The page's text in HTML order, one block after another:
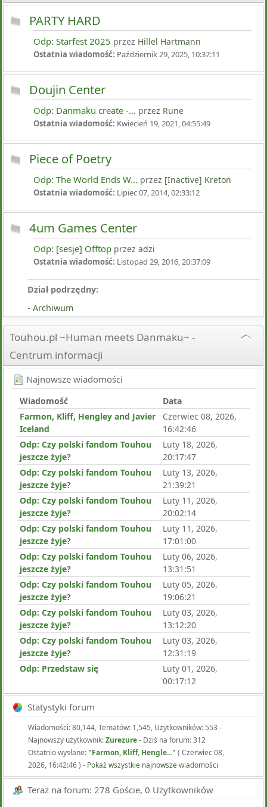
PARTY HARD
Odp: Starfest 2025 przez Hillel Hartmann
Ostatnia wiadomość: Październik 29, 2025, 10:37:11
Doujin Center
Odp: Danmaku create -... przez Rune
Ostatnia wiadomość: Kwiecień 19, 2021, 04:55:49
Piece of Poetry
Odp: The World Ends W... przez [Inactive] Kreton
Ostatnia wiadomość: Lipiec 07, 2014, 02:33:12
4um Games Center
Odp: [sesje] Offtop przez adzi
Ostatnia wiadomość: Listopad 29, 2016, 20:37:09
Dział podrzędny:
Archiwum
Touhou.pl ~Human meets Danmaku~ -
Centrum informacji
Najnowsze wiadomości
Wiadomość
Data
Farmon, Kliff, Hengley and Javier
Iceland
Czerwiec 08, 2026,
16:42:46
Odp: Czy polski fandom Touhou
jeszcze żyje?
Luty 18, 2026,
20:17:47
Odp: Czy polski fandom Touhou
jeszcze żyje?
Luty 13, 2026,
21:39:21
Odp: Czy polski fandom Touhou
jeszcze żyje?
Luty 11, 2026,
20:02:14
Odp: Czy polski fandom Touhou
jeszcze żyje?
Luty 11, 2026,
17:01:00
Odp: Czy polski fandom Touhou
jeszcze żyje?
Luty 06, 2026,
13:31:51
Odp: Czy polski fandom Touhou
jeszcze żyje?
Luty 05, 2026,
19:06:21
Odp: Czy polski fandom Touhou
jeszcze żyje?
Luty 03, 2026,
13:12:20
Odp: Czy polski fandom Touhou
jeszcze żyje?
Luty 03, 2026,
12:31:19
Odp: Przedstaw się
Luty 01, 2026,
00:17:12
Statystyki forum
Wiadomości: 80,144, Tematów: 1,545, Użytkowników: 553 -
Najnowszy użytkownik:Zurezure- Dziś na forum: 312
Ostatnio wysłane:"Farmon, Kliff, Hengle..." ( Czerwiec 08,
2026, 16:42:46 ) - Pokaż wszystkie najnowsze wiadomości
Teraz na forum: 278 Goście, 0 Użytkowników